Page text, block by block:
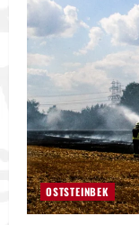
OSTSTEINBEK